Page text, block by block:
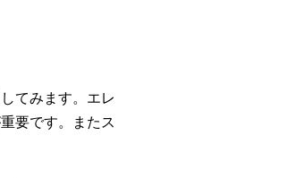
てみます。エレ
要です。またス